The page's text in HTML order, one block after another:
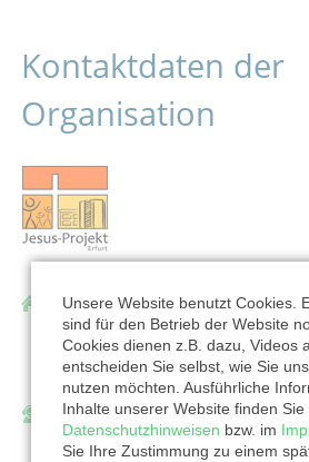
Kontaktdaten der
Organisation
Jesus-Projekt Erfurt e.V.
Alred-Delp-Ring 77/78
99087 Erfurt
Ansprechpartner/in:
Maximilian von Kymmel
Unsere Website benutzt Cookies.
sind für den Betrieb der Website
Cookies dienen z.B. dazu, Videos
entscheiden Sie selbst, wie Sie
nutzen möchten. Ausführliche
Inhalte unserer Website finden Sie
Datenschutzhinweisen bzw. im
Sie Ihre Zustimmung zu einem